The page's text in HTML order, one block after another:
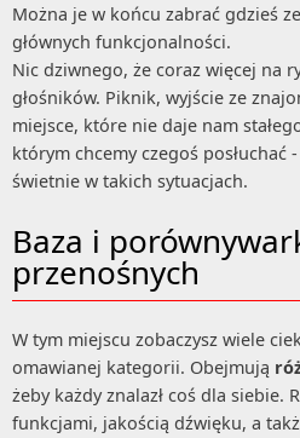
Można je w końcu zabrać gdzieś
głównych funkcjonalności.
Nic dziwnego, że coraz więcej na
głośników. Piknik, wyjście ze
miejsce, które nie daje nam
którym chcemy czegoś posłuchać
świetnie w takich sytuacjach.
Baza i
przenośnych
W tym miejscu zobaczysz wiele
omawianej kategorii. Obejmują
żeby każdy znalazł coś dla siebie.
funkcjami, jakością dźwięku, a